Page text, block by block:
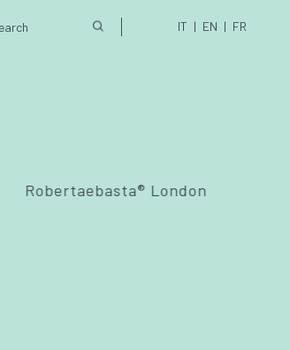
IT EN FR
Robertaebasta® London